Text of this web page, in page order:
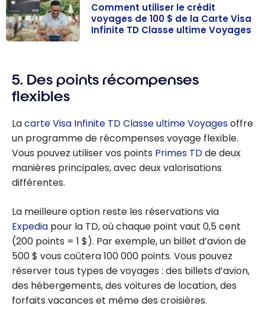
voyages de
100 $ de la
Infinite TD
Classe ultime
Voyages
Comment utiliser le crédit
voyages de 100 $ de la Carte Visa
Infinite TD Classe ultime Voyages
5. Des points récompenses
flexibles
Lacarte Visa Infinite TD Classe ultime Voyagesoffre
un programme de récompenses voyage flexible.
Vous pouvez utiliser vos points Primes TDde deux
manières principales, avec deux valorisations
différentes.
La meilleure option reste les réservations via
Expedia pour la TD, où chaque point vaut 0,5 cent
(200 points = 1 $). Par exemple, un billet d’avion de
500 $ vous coûtera 100 000 points. Vous pouvez
réserver tous types de voyages : des billets d’avion,
des hébergements, des voitures de location, des
forfaits vacances et même des croisières.